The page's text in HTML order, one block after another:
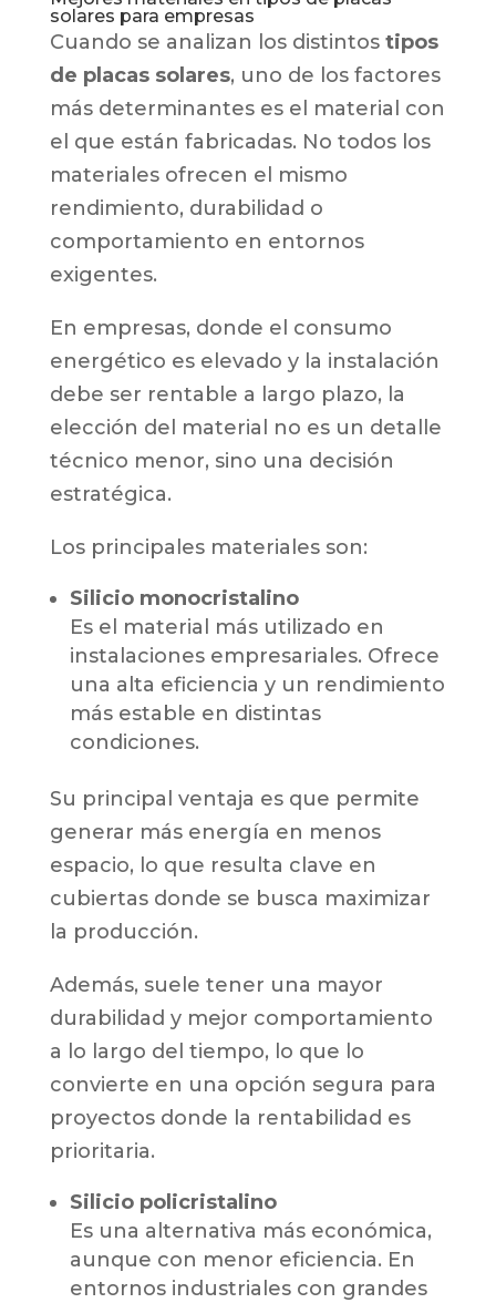
solares para empresas
Cuando se analizan los distintos tipos
de placas solares, uno de los factores
más determinantes es el material con
el que están fabricadas. No todos los
materiales ofrecen el mismo
rendimiento, durabilidad o
comportamiento en entornos
exigentes.
En empresas, donde el consumo
energético es elevado y la instalación
debe ser rentable a largo plazo, la
elección del material no es un detalle
técnico menor, sino una decisión
estratégica.
Los principales materiales son:
Silicio monocristalino
Es el material más utilizado en
instalaciones empresariales. Ofrece
una alta eficiencia y un rendimiento
más estable en distintas
condiciones.
Su principal ventaja es que permite
generar más energía en menos
espacio, lo que resulta clave en
cubiertas donde se busca maximizar
la producción.
Además, suele tener una mayor
durabilidad y mejor comportamiento
a lo largo del tiempo, lo que lo
convierte en una opción segura para
proyectos donde la rentabilidad es
prioritaria.
Silicio policristalino
Es una alternativa más económica,
aunque con menor eficiencia. En
entornos industriales con grandes